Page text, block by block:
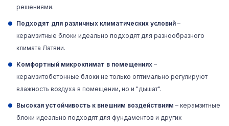
решениями.
Подходят для различных климатических условий –
керамзитные блоки идеально подходят для разнообразного
климата Латвии.
Комфортный микроклимат в помещениях –
керамзитобетонные блоки не только оптимально регулируют
влажность воздуха в помещении, но и "дышат".
Высокая устойчивость к внешним воздействиям – керамзитные
блоки идеально подходят для фундаментов и других